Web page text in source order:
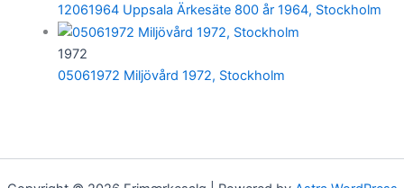
12061964 Uppsala Ärkesäte 800 år 1964, Stockholm
1972
05061972 Miljövård 1972, Stockholm